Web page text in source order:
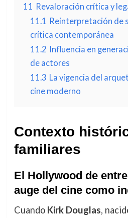
11 Revaloración crítica y
11.1 Reinterpretación de
crítica contemporánea
11.2 Influencia en
de actores
11.3 La vigencia del
cine moderno
Contexto
familiares
El Hollywood de
auge del cine como
Cuando Kirk Douglas,